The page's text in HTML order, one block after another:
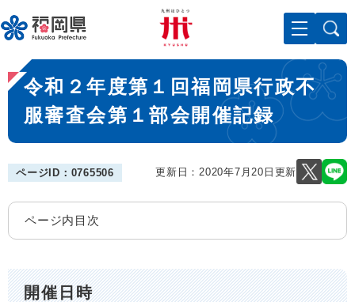
ー
ジ
先
頭
。
メニューを飛ばして本文へ
本
文
令和２年度第１回福岡県行政不
服審査会第１部会開催記録
ページID：0765506 更新日：2020年7月20日更新
ページ内目次
開催日時